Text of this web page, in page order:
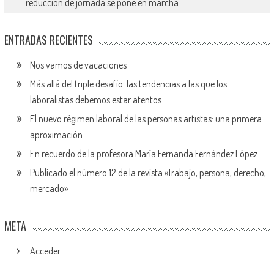
ENTRADAS RECIENTES
Nos vamos de vacaciones
Más allá del triple desafío: las tendencias a las que los
laboralistas debemos estar atentos
El nuevo régimen laboral de las personas artistas: una primera
aproximación
En recuerdo de la profesora María Fernanda Fernández López
Publicado el número 12 de la revista «Trabajo, persona, derecho,
mercado»
META
Acceder